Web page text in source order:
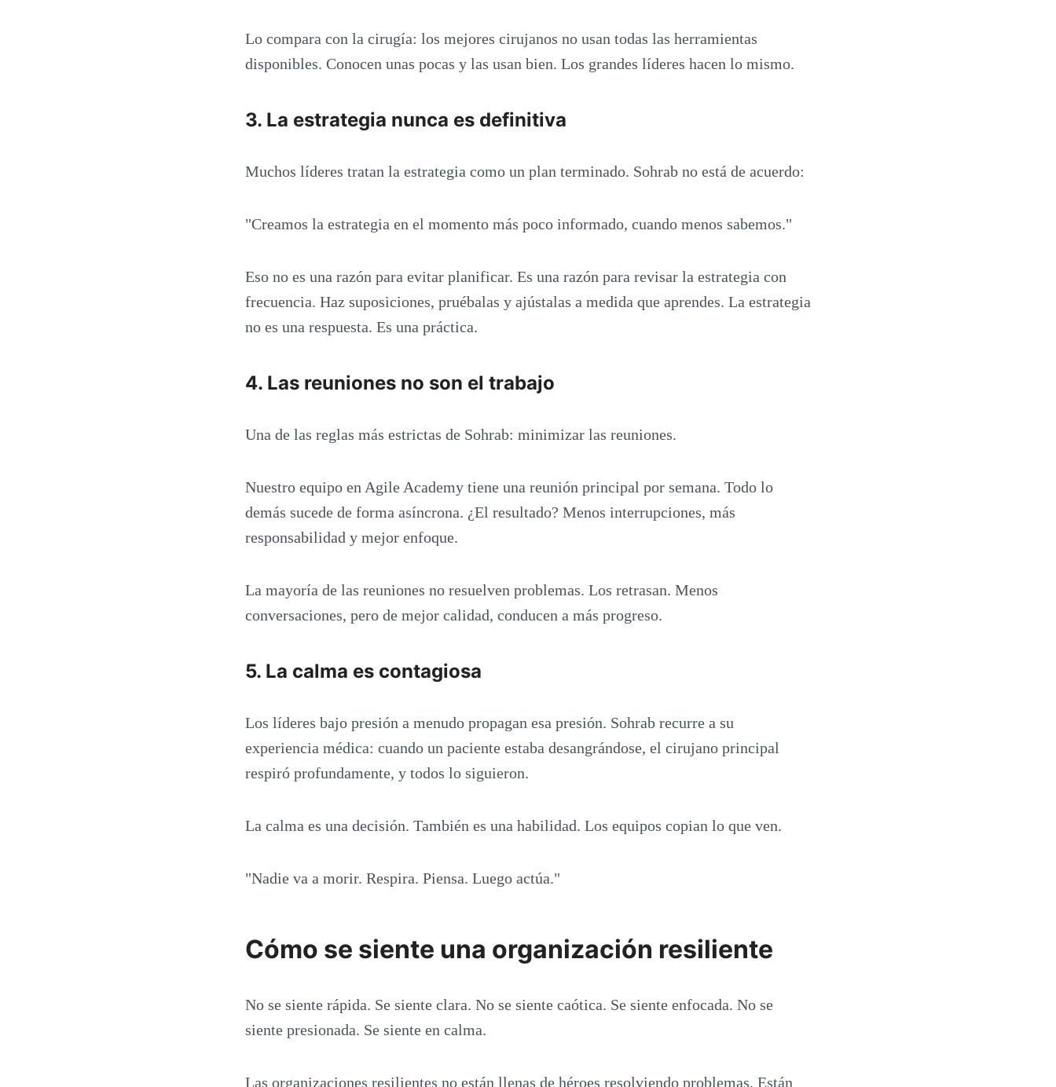
Lo compara con la cirugía: los mejores cirujanos no usan todas las herramientas
disponibles. Conocen unas pocas y las usan bien. Los grandes líderes hacen lo mismo.
3. La estrategia nunca es definitiva
Muchos líderes tratan la estrategia como un plan terminado. Sohrab no está de acuerdo:
"Creamos la estrategia en el momento más poco informado, cuando menos sabemos."
Eso no es una razón para evitar planificar. Es una razón para revisar la estrategia con
frecuencia. Haz suposiciones, pruébalas y ajústalas a medida que aprendes. La estrategia
no es una respuesta. Es una práctica.
4. Las reuniones no son el trabajo
Una de las reglas más estrictas de Sohrab: minimizar las reuniones.
Nuestro equipo en Agile Academy tiene una reunión principal por semana. Todo lo
demás sucede de forma asíncrona. ¿El resultado? Menos interrupciones, más
responsabilidad y mejor enfoque.
La mayoría de las reuniones no resuelven problemas. Los retrasan. Menos
conversaciones, pero de mejor calidad, conducen a más progreso.
5. La calma es contagiosa
Los líderes bajo presión a menudo propagan esa presión. Sohrab recurre a su
experiencia médica: cuando un paciente estaba desangrándose, el cirujano principal
respiró profundamente, y todos lo siguieron.
La calma es una decisión. También es una habilidad. Los equipos copian lo que ven.
"Nadie va a morir. Respira. Piensa. Luego actúa."
Cómo se siente una organización resiliente
No se siente rápida. Se siente clara. No se siente caótica. Se siente enfocada. No se
siente presionada. Se siente en calma.
Las organizaciones resilientes no están llenas de héroes resolviendo problemas. Están